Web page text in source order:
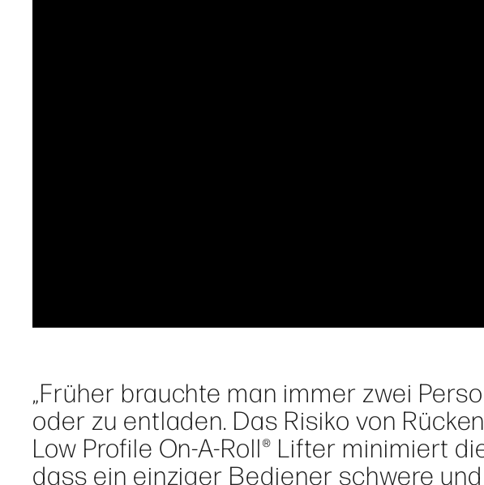
„Früher brauchte man immer zwei
oder zu entladen. Das Risiko von
Low Profile On-A-Roll® Lifter minimiert
dass ein einziger Bediener schwere